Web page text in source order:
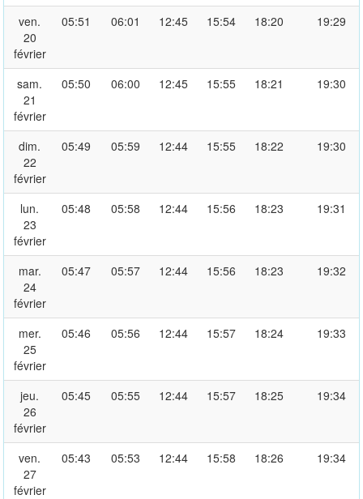
ven.
20
février
05:51 06:01 12:45 15:54 18:20 19:29
sam.
21
février
05:50 06:00 12:45 15:55 18:21 19:30
dim.
22
février
05:49 05:59 12:44 15:55 18:22 19:30
lun.
23
février
05:48 05:58 12:44 15:56 18:23 19:31
mar.
24
février
05:47 05:57 12:44 15:56 18:23 19:32
mer.
25
février
05:46 05:56 12:44 15:57 18:24 19:33
jeu.
26
février
05:45 05:55 12:44 15:57 18:25 19:34
ven.
27
février
05:43 05:53 12:44 15:58 18:26 19:34